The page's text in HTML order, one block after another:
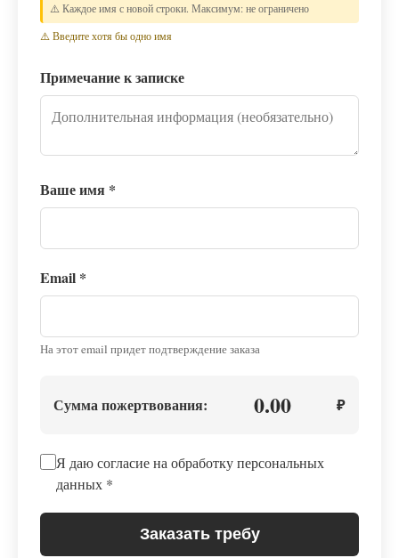
⚠️ Каждое имя с новой строки. Максимум: не ограничено
⚠️ Введите хотя бы одно имя
Примечание к записке
Ваше имя *
Email *
На этот email придет подтверждение заказа
Сумма пожертвования: 0.00 ₽
Я даю согласие на обработку персональных
данных *
Заказать требу